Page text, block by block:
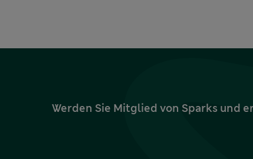
Werden Sie Mitglied von Sparks und